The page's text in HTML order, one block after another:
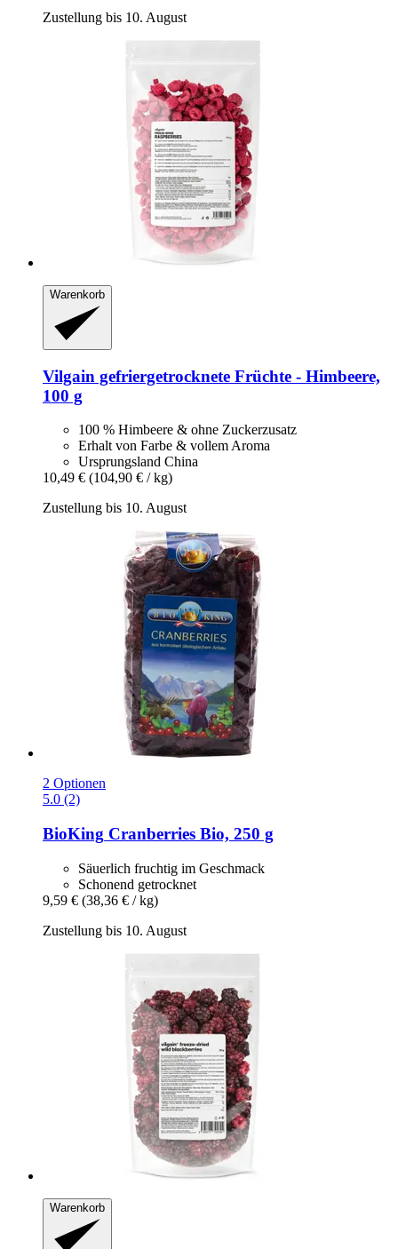
Zustellung bis 10. August
Warenkorb
Vilgain gefriergetrocknete Früchte -​ Himbeere,
100 g
100 % Himbeere & ohne Zuckerzusatz
Erhalt von Farbe & vollem Aroma
Ursprungsland China
10,49 € (104,90 € / kg)
Zustellung bis 10. August
2 Optionen
5.0 (2)
BioKing Cranberries Bio, 250 g
Säuerlich fruchtig im Geschmack
Schonend getrocknet
9,59 € (38,36 € / kg)
Zustellung bis 10. August
Warenkorb